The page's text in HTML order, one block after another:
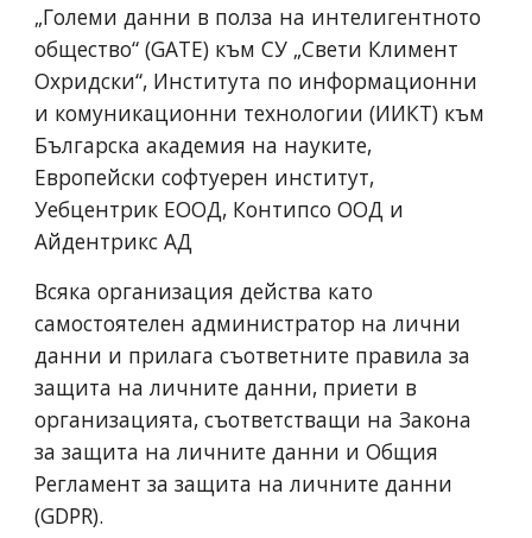
„Големи данни в полза на интелигентното
общество“ (GATE) към СУ „Свети Климент
Охридски“, Института по информационни
и комуникационни технологии (ИИКТ) към
Българска академия на науките,
Европейски софтуерен институт,
Уебцентрик ЕООД, Контипсо ООД и
Айдентрикс АД
Всяка организация действа като
самостоятелен администратор на лични
данни и прилага съответните правила за
защита на личните данни, приети в
организацията, съответстващи на Закона
за защита на личните данни и Общия
Регламент за защита на личните данни
(GDPR).